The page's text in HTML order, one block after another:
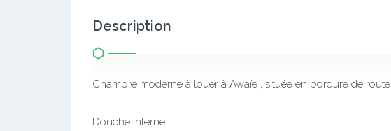
Description
Chambre moderne à louer à Awaïe , située en bordure de route
Douche interne